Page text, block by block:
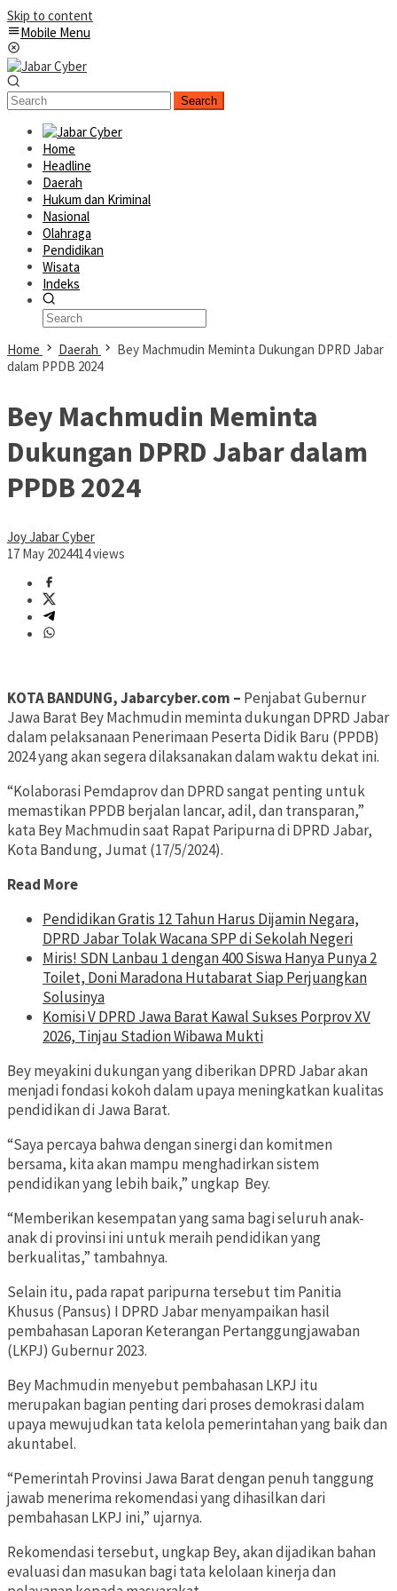
Skip to content
Mobile Menu
Search
Home
Headline
Daerah
Hukum dan Kriminal
Nasional
Olahraga
Pendidikan
Wisata
Indeks
Home Daerah
Bey Machmudin Meminta Dukungan DPRD Jabar
dalam PPDB 2024
Bey Machmudin Meminta
Dukungan DPRD Jabar dalam
PPDB 2024
Joy Jabar Cyber
17 May 2024414 views
KOTA BANDUNG, Jabarcyber.com – Penjabat Gubernur
Jawa Barat Bey Machmudin meminta dukungan DPRD Jabar
dalam pelaksanaan Penerimaan Peserta Didik Baru (PPDB)
2024 yang akan segera dilaksanakan dalam waktu dekat ini.
“Kolaborasi Pemdaprov dan DPRD sangat penting untuk
memastikan PPDB berjalan lancar, adil, dan transparan,”
kata Bey Machmudin saat Rapat Paripurna di DPRD Jabar,
Kota Bandung, Jumat (17/5/2024).
Read More
Pendidikan Gratis 12 Tahun Harus Dijamin Negara,
DPRD Jabar Tolak Wacana SPP di Sekolah Negeri
Miris! SDN Lanbau 1 dengan 400 Siswa Hanya Punya 2
Toilet, Doni Maradona Hutabarat Siap Perjuangkan
Solusinya
Komisi V DPRD Jawa Barat Kawal Sukses Porprov XV
2026, Tinjau Stadion Wibawa Mukti
Bey meyakini dukungan yang diberikan DPRD Jabar akan
menjadi fondasi kokoh dalam upaya meningkatkan kualitas
pendidikan di Jawa Barat.
“Saya percaya bahwa dengan sinergi dan komitmen
bersama, kita akan mampu menghadirkan sistem
pendidikan yang lebih baik,” ungkap Bey.
“Memberikan kesempatan yang sama bagi seluruh anak-
anak di provinsi ini untuk meraih pendidikan yang
berkualitas,” tambahnya.
Selain itu, pada rapat paripurna tersebut tim Panitia
Khusus (Pansus) I DPRD Jabar menyampaikan hasil
pembahasan Laporan Keterangan Pertanggungjawaban
(LKPJ) Gubernur 2023.
Bey Machmudin menyebut pembahasan LKPJ itu
merupakan bagian penting dari proses demokrasi dalam
upaya mewujudkan tata kelola pemerintahan yang baik dan
akuntabel.
“Pemerintah Provinsi Jawa Barat dengan penuh tanggung
jawab menerima rekomendasi yang dihasilkan dari
pembahasan LKPJ ini,” ujarnya.
Rekomendasi tersebut, ungkap Bey, akan dijadikan bahan
evaluasi dan masukan bagi tata kelolaan kinerja dan